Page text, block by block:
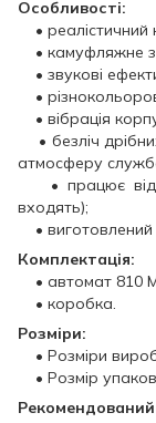
Особливості:
• реалістичний
• камуфляжне
• звукові
•
• вібрація
• безліч
атмосферу
• працює від
входять);
• виготовлений
Комплектація:
• автомат 810
• коробка.
Розміри:
• Розміри
• Розмір
Рекомендований